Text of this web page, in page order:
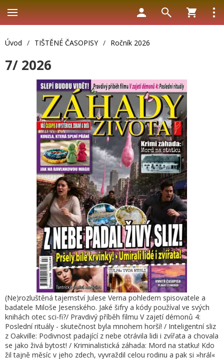
Úvod / TIŠTĚNÉ ČASOPISY / Ročník 2026
7/ 2026
(Ne)rozluštěná tajemství Julese Verna pohledem spisovatele a
badatele Miloše Jesenského. Jaké šifry a kódy používal ve svých
knihách otec sci-fi?/ Pravdivý příběh filmu V zajetí démonů 4:
Poslední rituály - skutečnost byla mnohem horší! / Inteligentní sliz
z Oakville: Podivnost padající z nebe otrávila lidi i zvířata a chovala
se jako živá bytost! / Kriminalistická záhada: Mord na statku! Kdo
žil tajně měsíc v jeho zdech, vyvraždil celou rodinu a pak si »hrál«